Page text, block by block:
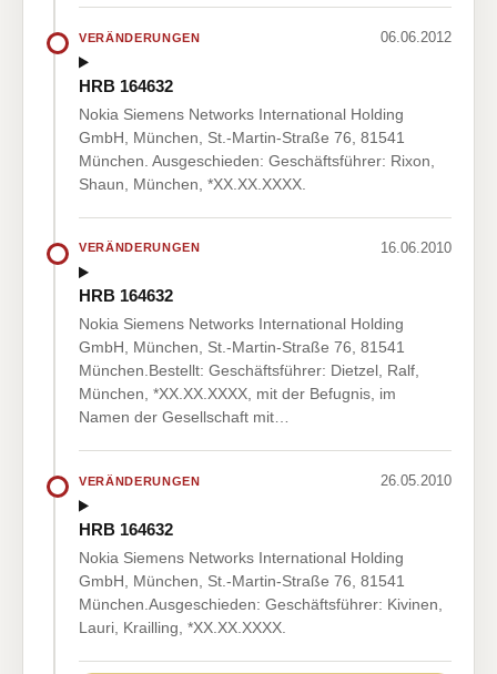
VERÄNDERUNGEN 06.06.2012
HRB 164632
Nokia Siemens Networks International Holding
GmbH, München, St.-Martin-Straße 76, 81541
München. Ausgeschieden: Geschäftsführer: Rixon,
Shaun, München, *XX.XX.XXXX.
VERÄNDERUNGEN 16.06.2010
HRB 164632
Nokia Siemens Networks International Holding
GmbH, München, St.-Martin-Straße 76, 81541
München.Bestellt: Geschäftsführer: Dietzel, Ralf,
München, *XX.XX.XXXX, mit der Befugnis, im
Namen der Gesellschaft mit…
VERÄNDERUNGEN 26.05.2010
HRB 164632
Nokia Siemens Networks International Holding
GmbH, München, St.-Martin-Straße 76, 81541
München.Ausgeschieden: Geschäftsführer: Kivinen,
Lauri, Krailling, *XX.XX.XXXX.